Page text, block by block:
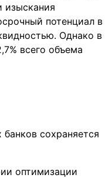
изыскания
потенциал в
Однако в
всего объема
сохраняется
оптимизации